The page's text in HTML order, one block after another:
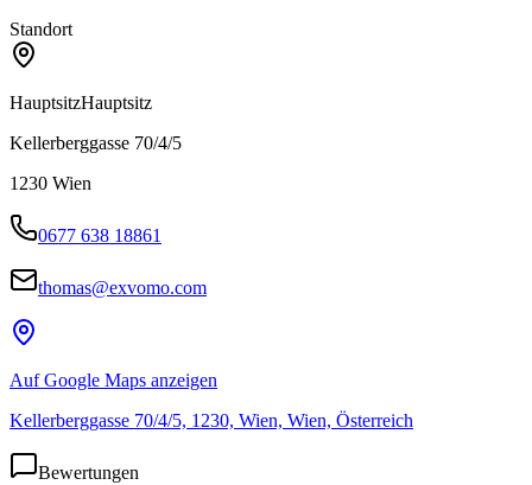
Standort
HauptsitzHauptsitz
Kellerberggasse 70/4/5
1230 Wien
0677 638 18861
thomas@exvomo.com
Auf Google Maps anzeigen
Kellerberggasse 70/4/5, 1230, Wien, Wien, Österreich
Bewertungen